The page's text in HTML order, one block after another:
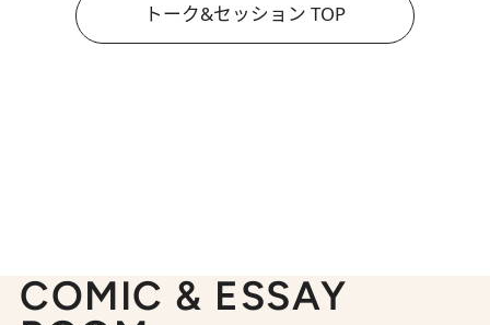
トーク&セッション TOP
COMIC & ESSAY